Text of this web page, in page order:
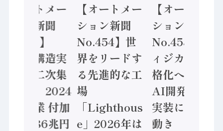
【オートメー
ション新聞
No.455】
「経済構造実
態調査二次集
計結果」2024
年製造業 付加
価値額86兆円
【オートメー
ション新聞
No.454】世
界をリードす
る先進的な工
場
「Lighthous
e」2026年は
【オートメー
ション新聞
No.453】フ
ィジカルAI本
格化へ 国産
AI開発や社会
実装に活発な
動き